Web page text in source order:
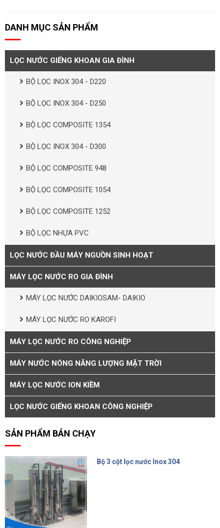
DANH MỤC SẢN PHẨM
LỌC NƯỚC GIẾNG KHOAN GIA ĐÌNH
BỘ LỌC INOX 304 - D220
BỘ LỌC INOX 304 - D250
BỘ LỌC COMPOSITE 1354
BỘ LỌC INOX 304 - D300
BỘ LỌC COMPOSITE 948
BỘ LỌC COMPOSITE 1054
BỘ LỌC COMPOSITE 1252
BỘ LỌC NHỰA PVC
LỌC NƯỚC ĐẦU MÁY NGUỒN SINH HOẠT
MÁY LỌC NƯỚC RO GIA ĐÌNH
MÁY LỌC NƯỚC DAIKIOSAM- DAIKIO
MÁY LỌC NƯỚC RO KAROFI
MÁY LỌC NƯỚC RO CÔNG NGHIỆP
MÁY NƯỚC NÓNG NĂNG LƯỢNG MẶT TRỜI
MÁY LỌC NƯỚC ION KIỀM
LỌC NƯỚC GIẾNG KHOAN CÔNG NGHIỆP
SẢN PHẨM BÁN CHẠY
Bộ 3 cột lọc nước Inox 304